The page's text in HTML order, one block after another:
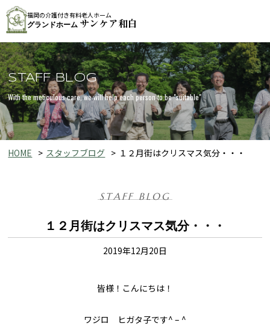
福岡の介護付き有料老人ホーム
グランドホーム サンケア和白
STAFF BLOG
With the meticulous care, we will help each person to be "suitable"
HOME スタッフブログ １２月街はクリスマス気分・・・
STAFF BLOG
１２月街はクリスマス気分・・・
2019年12月20日
皆様！こんにちは！
ワジロ ヒガタ子です^ – ^